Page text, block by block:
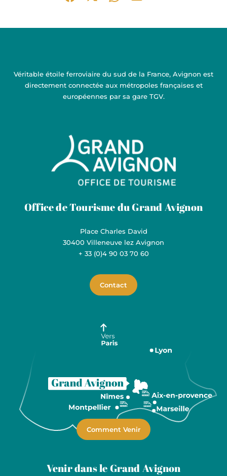
Partager sur Facebook (nouvelle fenêtre)
Partager sur X / Twitter (nouvelle
Partager sur WhatsApp
Partager par mail
Véritable étoile ferroviaire du sud de la France, Avignon est
directement connectée aux métropoles françaises et
européennes par sa gare TGV.
Grand Avignon Tourisme
Office de Tourisme du Grand Avignon
Place Charles David
30400 Villeneuve lez Avignon
+ 33 (0)4 90 03 70 60
Contact
Comment Venir
Venir dans le Grand Avignon